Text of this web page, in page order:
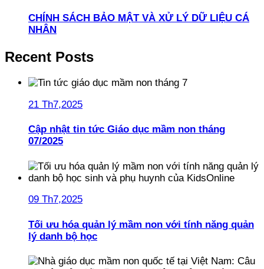
CHÍNH SÁCH BẢO MẬT VÀ XỬ LÝ DỮ LIỆU CÁ
NHÂN
Recent Posts
21 Th7,2025
Cập nhật tin tức Giáo dục mầm non tháng
07/2025
09 Th7,2025
Tối ưu hóa quản lý mầm non với tính năng quản
lý danh bộ học